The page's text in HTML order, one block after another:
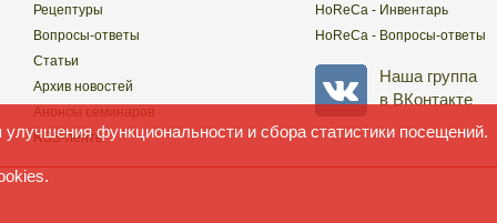
Рецептуры
Вопросы-ответы
Статьи
Архив новостей
Анонсы семинаров
RSS-ленты
HoReCa - Инвентарь
HoReCa - Вопросы-ответы
Наша группа
в ВКонтакте
функциональности и сбора статистики посещений.